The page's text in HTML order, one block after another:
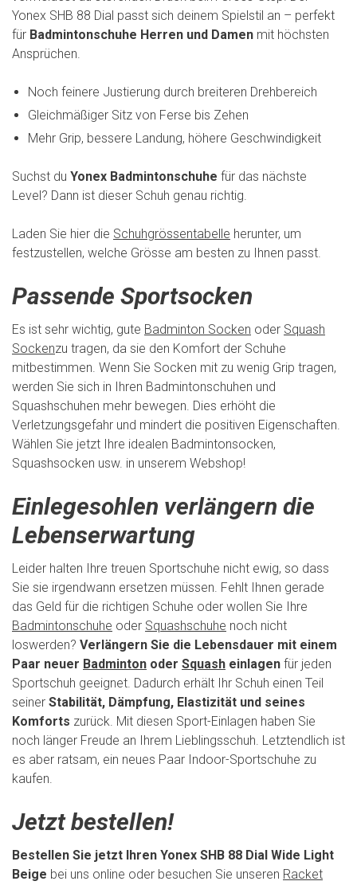
Yonex SHB 88 Dial passt sich deinem Spielstil an – perfekt
für Badmintonschuhe Herren und Damen mit höchsten
Ansprüchen.
Noch feinere Justierung durch breiteren Drehbereich
Gleichmäßiger Sitz von Ferse bis Zehen
Mehr Grip, bessere Landung, höhere Geschwindigkeit
Suchst du Yonex Badmintonschuhe für das nächste
Level? Dann ist dieser Schuh genau richtig.
Laden Sie hier die Schuhgrössentabelle herunter, um
festzustellen, welche Grösse am besten zu Ihnen passt.
Passende Sportsocken
Es ist sehr wichtig, gute Badminton Socken oder Squash
Sockenzu tragen, da sie den Komfort der Schuhe
mitbestimmen. Wenn Sie Socken mit zu wenig Grip tragen,
werden Sie sich in Ihren Badmintonschuhen und
Squashschuhen mehr bewegen. Dies erhöht die
Verletzungsgefahr und mindert die positiven Eigenschaften.
Wählen Sie jetzt Ihre idealen Badmintonsocken,
Squashsocken usw. in unserem Webshop!
Einlegesohlen verlängern die
Lebenserwartung
Leider halten Ihre treuen Sportschuhe nicht ewig, so dass
Sie sie irgendwann ersetzen müssen. Fehlt Ihnen gerade
das Geld für die richtigen Schuhe oder wollen Sie Ihre
Badmintonschuhe oder Squashschuhe noch nicht
loswerden? Verlängern Sie die Lebensdauer mit einem
Paar neuer Badminton oder Squash einlagen für jeden
Sportschuh geeignet. Dadurch erhält Ihr Schuh einen Teil
seiner Stabilität, Dämpfung, Elastizität und seines
Komforts zurück. Mit diesen Sport-Einlagen haben Sie
noch länger Freude an Ihrem Lieblingsschuh. Letztendlich ist
es aber ratsam, ein neues Paar Indoor-Sportschuhe zu
kaufen.
Jetzt bestellen!
Bestellen Sie jetzt Ihren Yonex SHB 88 Dial Wide Light
Beige bei uns online oder besuchen Sie unseren Racket